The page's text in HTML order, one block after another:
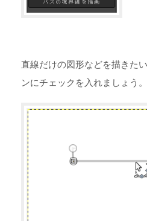
直線だけの図形などを描きた
ンにチェックを入れましょう。